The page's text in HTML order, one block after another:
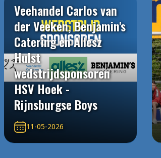
Veehandel Carlos van
der Veeken, Benjamin's
Catering en Allesz
Hulst
wedstrijdsponsoren
HSV Hoek -
Rijnsburgse Boys
11-05-2026